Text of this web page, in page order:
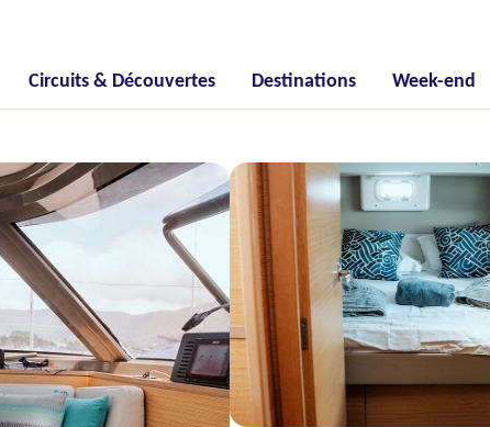
Circuits & Découvertes Destinations Week-end